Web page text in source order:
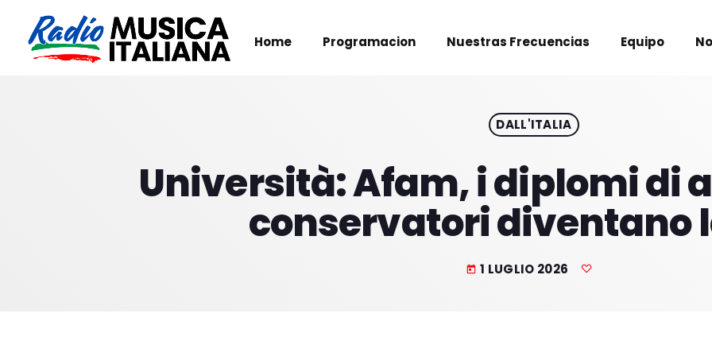
Home Programacion Nuestras Frecuencias Equipo
DALL'ITALIA
Università: Afam, i diplomi di
conservatori diventano
today 1 LUGLIO 2026